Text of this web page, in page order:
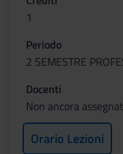
1
Periodo
2 SEMESTRE
Docenti
Non ancora
Orario Lezioni